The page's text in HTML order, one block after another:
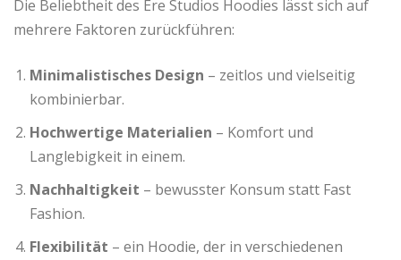
Die Beliebtheit des Ere Studios Hoodies lässt sich auf
mehrere Faktoren zurückführen:
Minimalistisches Design – zeitlos und vielseitig
kombinierbar.
Hochwertige Materialien – Komfort und
Langlebigkeit in einem.
Nachhaltigkeit – bewusster Konsum statt Fast
Fashion.
Flexibilität – ein Hoodie, der in verschiedenen